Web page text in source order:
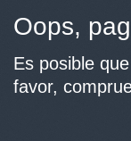
Oops,
Es posible
favor,